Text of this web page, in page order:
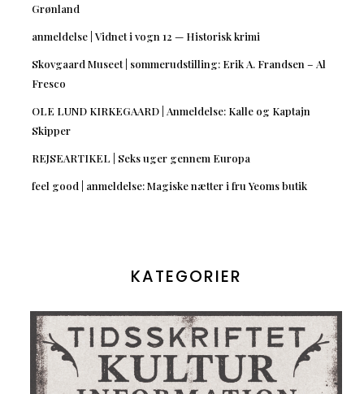
Grønland
anmeldelse | Vidnet i vogn 12 — Historisk krimi
Skovgaard Museet | sommerudstilling: Erik A. Frandsen – Al
Fresco
OLE LUND KIRKEGAARD | Anmeldelse: Kalle og Kaptajn
Skipper
REJSEARTIKEL | Seks uger gennem Europa
feel good | anmeldelse: Magiske nætter i fru Yeoms butik
KATEGORIER